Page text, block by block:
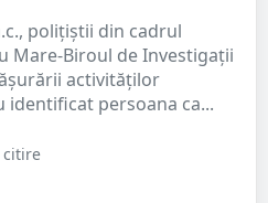
polițiștii din cadrul
Mare-Biroul de Investigații
activităților
persoana ca...
citire